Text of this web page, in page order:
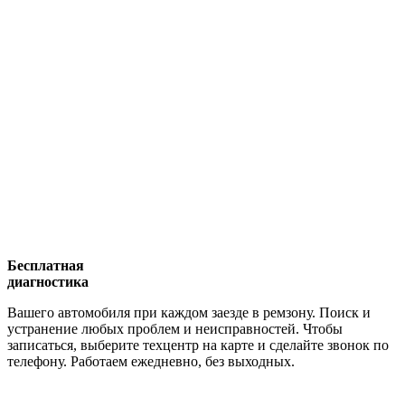
Бесплатная
диагностика
Вашего автомобиля при каждом заезде в ремзону. Поиск и
устранение любых проблем и неисправностей. Чтобы
записаться, выберите техцентр на карте и сделайте звонок по
телефону. Работаем ежедневно, без выходных.